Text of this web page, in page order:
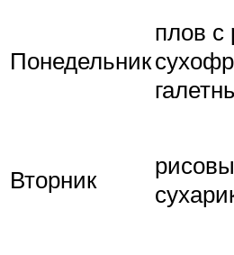
Понедельник
плов с
Вторник